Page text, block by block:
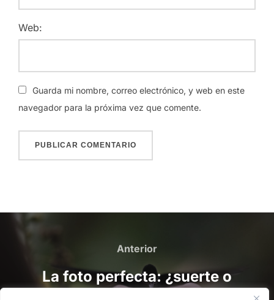
Web:
Guarda mi nombre, correo electrónico, y web en este
navegador para la próxima vez que comente.
Navegación
entradas
Anterior
Anterior
La foto perfecta: ¿suerte o